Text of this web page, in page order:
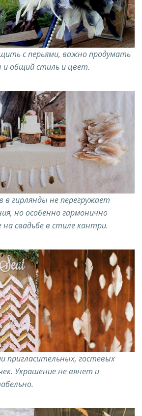
с перьями, важно продумать
и общий стиль и цвет.
в гирлянды не перегружает
но особенно гармонично
свадьбе в стиле кантри.
пригласительных, гостевых
Украшение не вянет и